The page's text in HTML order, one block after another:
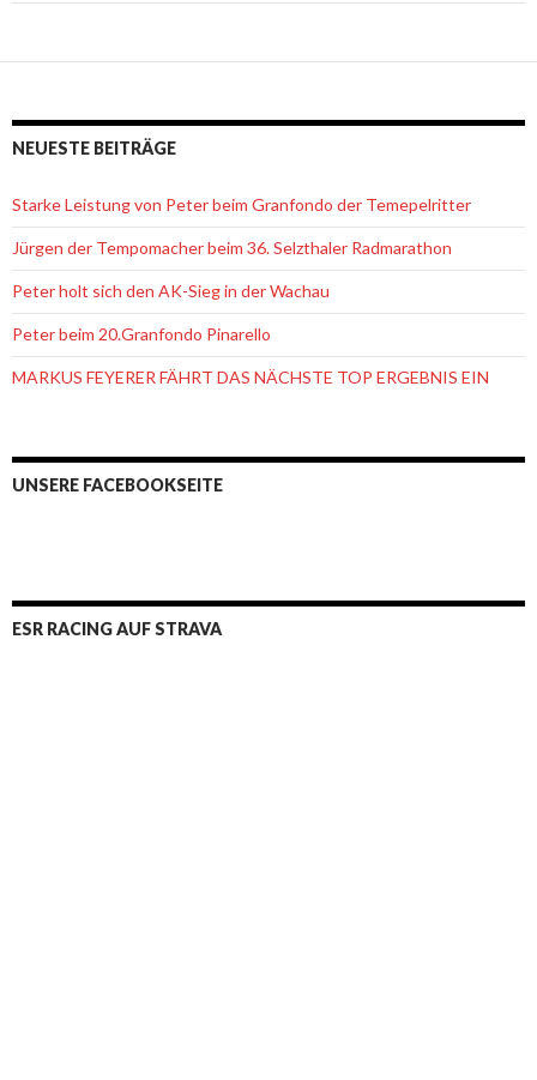
NEUESTE BEITRÄGE
Starke Leistung von Peter beim Granfondo der Temepelritter
Jürgen der Tempomacher beim 36. Selzthaler Radmarathon
Peter holt sich den AK-Sieg in der Wachau
Peter beim 20.Granfondo Pinarello
MARKUS FEYERER FÄHRT DAS NÄCHSTE TOP ERGEBNIS EIN
UNSERE FACEBOOKSEITE
ESR RACING AUF STRAVA